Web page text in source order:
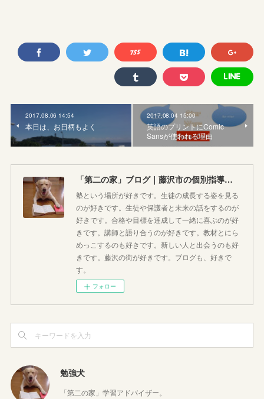
2017.08.06 14:54
本日は、お日柄もよく
2017.08.04 15:00
英語のプリントにComic
Sansが使われる理由
「第二の家」ブログ｜藤沢市の個別指導塾のお話
塾という場所が好きです。生徒の成長する姿を見る
のが好きです。生徒や保護者と未来の話をするのが
好きです。合格や目標を達成して一緒に喜ぶのが好
きです。講師と語り合うのが好きです。教材とにら
めっこするのも好きです。新しい人と出会うのも好
きです。藤沢の街が好きです。ブログも、好きで
す。
フォロー
勉強犬
「第二の家」学習アドバイザー。